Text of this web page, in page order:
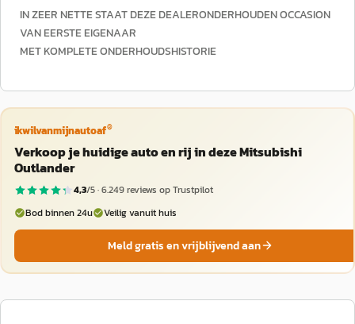
IN ZEER NETTE STAAT DEZE DEALERONDERHOUDEN OCCASION
VAN EERSTE EIGENAAR
MET KOMPLETE ONDERHOUDSHISTORIE
ikwilvanmijnautoaf®
Verkoop je huidige auto en rij in deze Mitsubishi
Outlander
4,3/5 ·6.249reviews op Trustpilot
Bod binnen 24u
Veilig vanuit huis
Meld gratis en vrijblijvend aan